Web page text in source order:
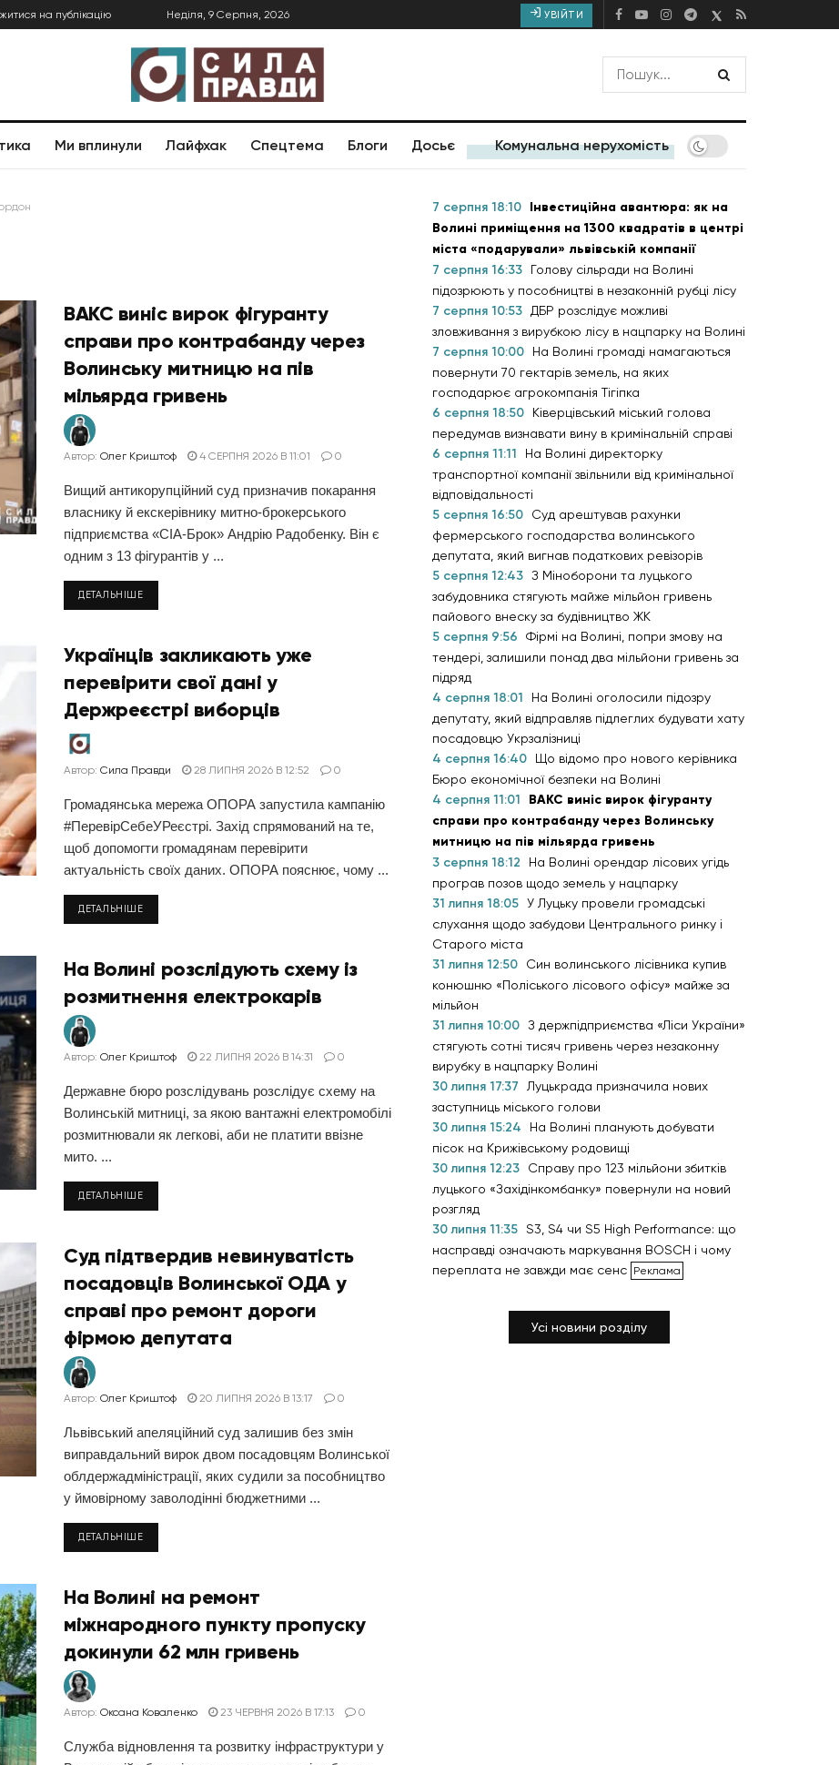
на публікацію Неділя, 9 Серпня, 2026 УВІЙТИ
Ми вплинули Лайфхак Спецтема Блоги Досьє Комунальна нерухомість
ВАКС виніс вирок фігуранту
справи про контрабанду через
Волинську митницю на пів
мільярда гривень
Автор: Олег Криштоф 4 СЕРПНЯ 2026 В 11:01 0
Вищий антикорупційний суд призначив покарання
власнику й екскерівнику митно-брокерського
підприємства «СІА-Брок» Андрію Радобенку. Він є
одним з 13 фігурантів у ...
ДЕТАЛЬНІШЕ
Українців закликають уже
перевірити свої дані у
Держреєстрі виборців
Автор: Сила Правди 28 ЛИПНЯ 2026 В 12:52 0
Громадянська мережа ОПОРА запустила кампанію
#ПеревірCебеУРеєстрі. Захід спрямований на те,
щоб допомогти громадянам перевірити
актуальність своїх даних. ОПОРА пояснює, чому ...
ДЕТАЛЬНІШЕ
На Волині розслідують схему із
розмитнення електрокарів
Автор: Олег Криштоф 22 ЛИПНЯ 2026 В 14:31 0
Державне бюро розслідувань розслідує схему на
Волинській митниці, за якою вантажні електромобілі
розмитнювали як легкові, аби не платити ввізне
мито. ...
ДЕТАЛЬНІШЕ
Суд підтвердив невинуватість
посадовців Волинської ОДА у
справі про ремонт дороги
фірмою депутата
Автор: Олег Криштоф 20 ЛИПНЯ 2026 В 13:17 0
Львівський апеляційний суд залишив без змін
виправдальний вирок двом посадовцям Волинської
облдержадміністрації, яких судили за пособництво
у ймовірному заволодінні бюджетними ...
ДЕТАЛЬНІШЕ
На Волині на ремонт
міжнародного пункту пропуску
докинули 62 млн гривень
Автор: Оксана Коваленко 23 ЧЕРВНЯ 2026 В 17:13 0
Служба відновлення та розвитку інфраструктури у
7 серпня 18:10 Інвестиційна авантюра: як на
Волині приміщення на 1300 квадратів в центрі
міста «подарували» львівській компанії
7 серпня 16:33
Голову сільради на Волині
підозрюють у пособництві в незаконній рубці лісу
7 серпня 10:53
ДБР розслідує можливі
зловживання з вирубкою лісу в нацпарку на Волині
7 серпня 10:00
На Волині громаді намагаються
повернути 70 гектарів земель, на яких
господарює агрокомпанія Тігіпка
6 серпня 18:50
Ківерцівський міський голова
передумав визнавати вину в кримінальній справі
6 серпня 11:11
На Волині директорку
транспортної компанії звільнили від кримінальної
відповідальності
5 серпня 16:50
Суд арештував рахунки
фермерського господарства волинського
депутата, який вигнав податкових ревізорів
5 серпня 12:43 З Міноборони та луцького
забудовника стягують майже мільйон гривень
пайового внеску за будівництво ЖК
5 серпня 9:56
Фірмі на Волині, попри змову на
тендері, залишили понад два мільйони гривень за
підряд
4 серпня 18:01
На Волині оголосили підозру
депутату, який відправляв підлеглих будувати хату
посадовцю Укрзалізниці
4 серпня 16:40
Що відомо про нового керівника
Бюро економічної безпеки на Волині
4 серпня 11:01
ВАКС виніс вирок фігуранту
справи про контрабанду через Волинську
митницю на пів мільярда гривень
3 серпня 18:12
На Волині орендар лісових угідь
програв позов щодо земель у нацпарку
31 липня 18:05 У Луцьку провели громадські
слухання щодо забудови Центрального ринку і
Старого міста
31 липня 12:50
Син волинського лісівника купив
конюшню «Поліського лісового офісу» майже за
мільйон
31 липня 10:00 З держпідприємства «Ліси України»
стягують сотні тисяч гривень через незаконну
вирубку в нацпарку Волині
30 липня 17:37
Луцькрада призначила нових
заступниць міського голови
30 липня 15:24
На Волині планують добувати
пісок на Крижівському родовищі
30 липня 12:23
Справу про 123 мільйони збитків
луцького «Західінкомбанку» повернули на новий
розгляд
30 липня 11:35 S3, S4 чи S5 High Performance: що
насправді означають маркування BOSCH і чому
переплата не завжди має сенс
Усі новини розділу